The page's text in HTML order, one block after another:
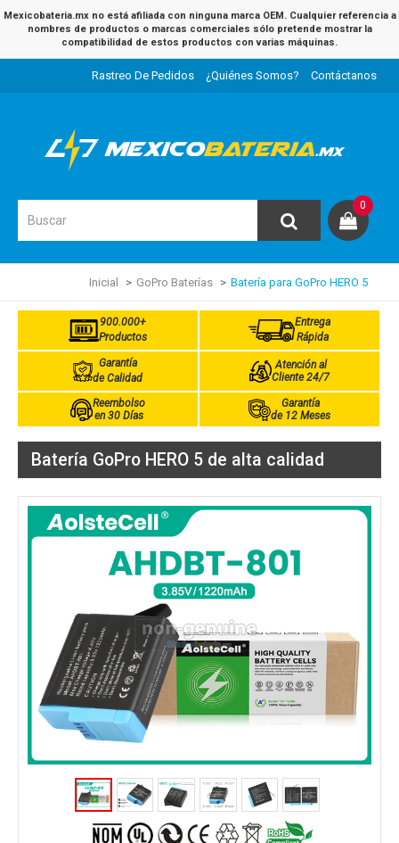
Mexicobateria.mx no está afiliada con ninguna marca OEM. Cualquier referencia a
nombres de productos o marcas comerciales sólo pretende mostrar la
compatibilidad de estos productos con varias máquinas.
Rastreo De Pedidos ¿Quiénes Somos? Contáctanos
0
Inicial GoPro Baterías Batería para GoPro HERO 5
900.000+
Productos
Entrega
Rápida
Garantía
de Calidad
Atención al
Cliente 24/7
Reembolso
en 30 Días
Garantía
de 12 Meses
Batería GoPro HERO 5 de alta calidad